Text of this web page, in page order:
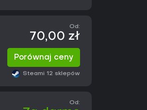
Od:
70,00 zł
Porównaj ceny
Steami 12 sklepów
Od: